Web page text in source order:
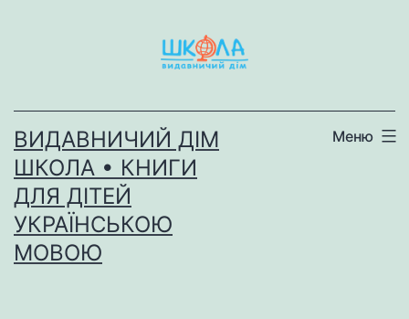
ВИДАВНИЧИЙ ДІМ
ШКОЛА • КНИГИ
ДЛЯ ДІТЕЙ
УКРАЇНСЬКОЮ
МОВОЮ
Меню